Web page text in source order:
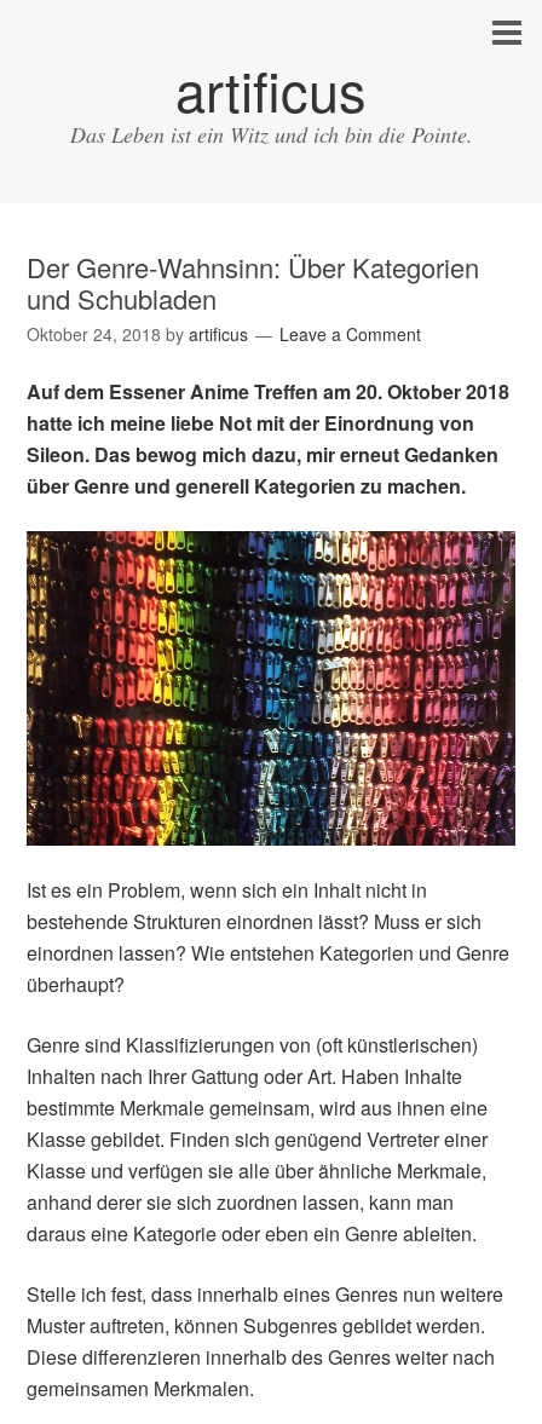
artificus
Das Leben ist ein Witz und ich bin die Pointe.
Der Genre-Wahnsinn: Über Kategorien
und Schubladen
Oktober 24, 2018 byartificus Leave a Comment
Auf dem Essener Anime Treffen am 20. Oktober 2018
hatte ich meine liebe Not mit der Einordnung von
Sileon. Das bewog mich dazu, mir erneut Gedanken
über Genre und generell Kategorien zu machen.
Ist es ein Problem, wenn sich ein Inhalt nicht in
bestehende Strukturen einordnen lässt? Muss er sich
einordnen lassen? Wie entstehen Kategorien und Genre
überhaupt?
Genre sind Klassifizierungen von (oft künstlerischen)
Inhalten nach Ihrer Gattung oder Art. Haben Inhalte
bestimmte Merkmale gemeinsam, wird aus ihnen eine
Klasse gebildet. Finden sich genügend Vertreter einer
Klasse und verfügen sie alle über ähnliche Merkmale,
anhand derer sie sich zuordnen lassen, kann man
daraus eine Kategorie oder eben ein Genre ableiten.
Stelle ich fest, dass innerhalb eines Genres nun weitere
Muster auftreten, können Subgenres gebildet werden.
Diese differenzieren innerhalb des Genres weiter nach
gemeinsamen Merkmalen.